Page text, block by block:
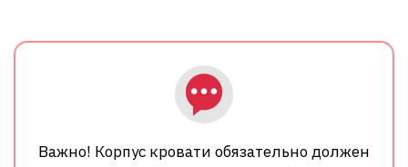
Важно! Корпус кровати обязательно должен